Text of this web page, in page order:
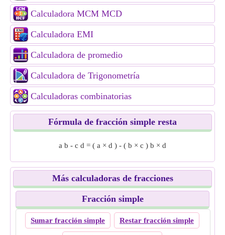
Calculadora MCM MCD
Calculadora EMI
Calculadora de promedio
Calculadora de Trigonometría
Calculadoras combinatorias
Fórmula de fracción simple resta
a b - c d = ( a × d ) - ( b × c ) b × d
Más calculadoras de fracciones
Fracción simple
Sumar fracción simple Restar fracción simple